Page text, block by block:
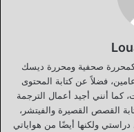
الصحفي منذ 9 سنوات كمحررة صحفية ومحررة ديسك
فضلاً عن كتابة المحتوى
كما أنني أجيد أعمال الترجمة
القصص القصيرة والفيتشر،
ولكنها أيضًا من هواياتي